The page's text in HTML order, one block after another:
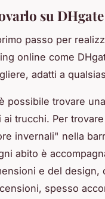
su
passo per
online come
adatti a
possibile trovare
trucchi. Per
invernali" nella
abito è
e del design,
spesso